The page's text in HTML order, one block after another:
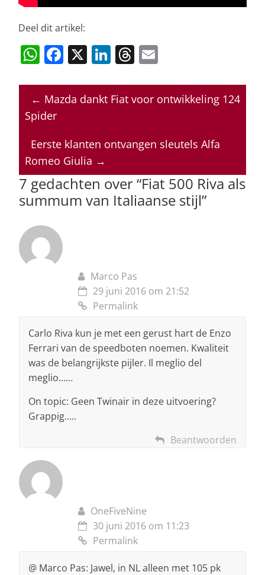
Deel dit artikel:
W
at
s
p
p
F
c
e
o
o
k
X Li
k
e
n
T
re
a
s
ai
l
← Mazda dankt Fiat voor ontwikkeling 124
Spider
Eerste klanten ontvangen sleutels Alfa
Romeo Giulia →
7 gedachten over “Fiat 500 Riva als
summum van Italiaanse stijl”
Marco Pas
29 juni 2016 om 21:52
Permalink
Carlo Riva kun je met een gerust hart de Enzo
Ferrari van de speedboten noemen. Kwaliteit
was de belangrijkste pijler. Il meglio del
meglio……
On topic: Geen Twinair in deze uitvoering?
Grappig…..
Beantwoorden
OneFiveNine
30 juni 2016 om 11:23
Permalink
@ Marco Pas: Jawel, in NL alleen met 105 pk